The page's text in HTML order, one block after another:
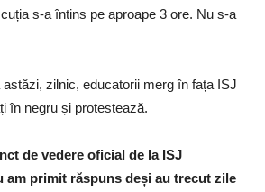
s-a întins pe aproape 3 ore. Nu s-a
zilnic, educatorii merg în fața ISJ
în negru și protestează.
de vedere oficial de la ISJ
am primit răspuns deși au trecut zile